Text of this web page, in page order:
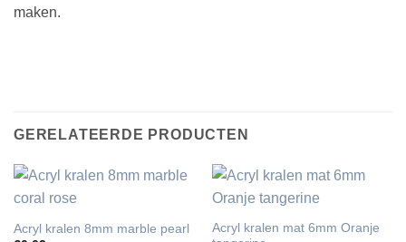
maken.
GERELATEERDE PRODUCTEN
Acryl kralen 8mm marble pearl
Acryl kralen mat 6mm Oranje